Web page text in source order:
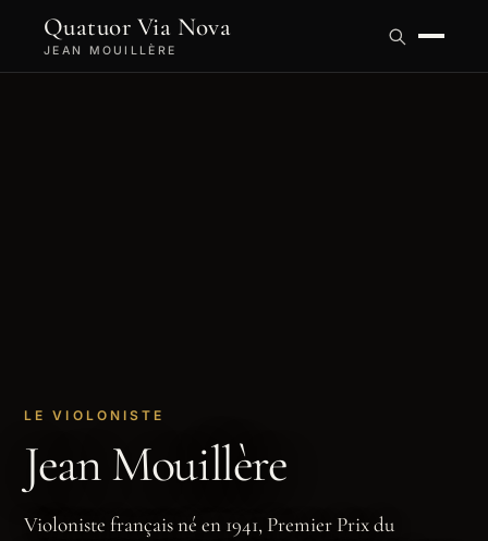
Quatuor Via Nova
JEAN MOUILLÈRE
LE VIOLONISTE
Jean Mouillère
Violoniste français né en 1941, Premier Prix du